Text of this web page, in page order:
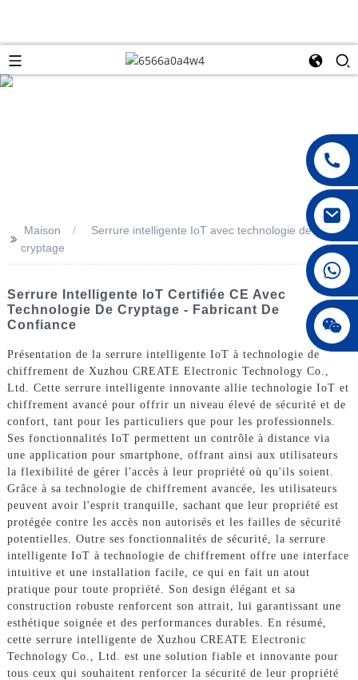
008615396811719
>> Maison
Serrure intelligente IoT avec technologie de
cryptage
Serrure Intelligente IoT Certifiée CE Avec
Technologie De Cryptage - Fabricant De
Confiance
Présentation de la serrure intelligente IoT à technologie de
chiffrement de Xuzhou CREATE Electronic Technology Co.,
Ltd. Cette serrure intelligente innovante allie technologie IoT et
chiffrement avancé pour offrir un niveau élevé de sécurité et de
confort, tant pour les particuliers que pour les professionnels.
Ses fonctionnalités IoT permettent un contrôle à distance via
une application pour smartphone, offrant ainsi aux utilisateurs
la flexibilité de gérer l'accès à leur propriété où qu'ils soient.
Grâce à sa technologie de chiffrement avancée, les utilisateurs
peuvent avoir l'esprit tranquille, sachant que leur propriété est
protégée contre les accès non autorisés et les failles de sécurité
potentielles. Outre ses fonctionnalités de sécurité, la serrure
intelligente IoT à technologie de chiffrement offre une interface
intuitive et une installation facile, ce qui en fait un atout
pratique pour toute propriété. Son design élégant et sa
construction robuste renforcent son attrait, lui garantissant une
esthétique soignée et des performances durables. En résumé,
cette serrure intelligente de Xuzhou CREATE Electronic
Technology Co., Ltd. est une solution fiable et innovante pour
tous ceux qui souhaitent renforcer la sécurité de leur propriété